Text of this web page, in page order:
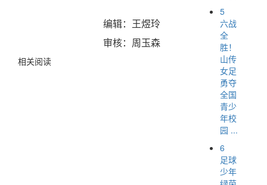
编辑：王煜玲
审核：周玉森
相关阅读
5
六战
全
胜！
山传
女足
勇夺
全国
青少
年校
园 ...
6
足球
少年